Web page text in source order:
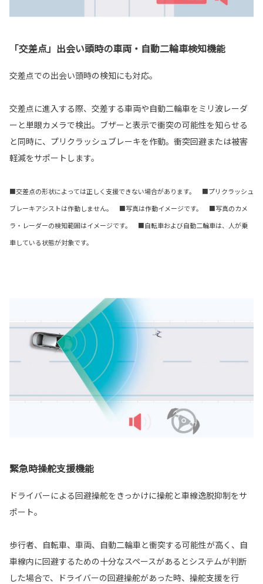
「交差点」出会い頭時の車両・自動二輪車検知機能
交差点での出会い頭時の検知にも対応。
交差点に進入する際、交差する車両や自動二輪車をミリ波レーダ
ーと単眼カメラで検出。ブザーと表示で衝突の可能性を知らせる
と同時に、プリクラッシュブレーキを作動。衝突回避または被害
軽減をサポートします。
■交差点の形状によっては正しく支援できない場合があります。 ■プリクラッシュ
ブレーキアシストは作動しません。 ■写真は作動イメージです。 ■写真のカメ
ラ・レーダーの検知範囲はイメージです。 ■自転車および自動二輪車は、人が乗
車している状態が対象です。
緊急時操舵支援機能
ドライバーによる回避操舵をきっかけに操舵と車線逸脱抑制をサ
ポート。
歩行者、自転車、車両、自動二輪車と衝突する可能性が高く、自
車線内に回避するための十分なスペースがあるとシステムが判断
した場合で、ドライバーの回避操舵があった時、操舵支援を行